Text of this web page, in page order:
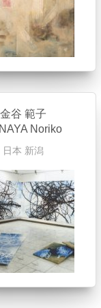
金谷 範子
Noriko
日本 新潟